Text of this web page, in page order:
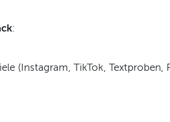
:
(Instagram, TikTok, Textproben,